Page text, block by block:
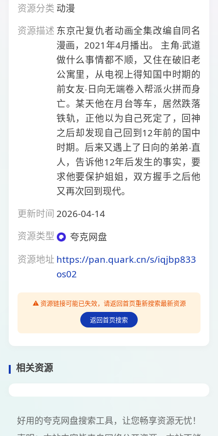
资源分类 动漫
资源描述 东京卍复仇者动画全集改编自同名
漫画，2021年4月播出。 主角‧武道
做什么事情都不顺，又住在破旧老
公寓里，从电视上得知国中时期的
前女友‧日向无端卷入帮派火拼而身
亡。某天他在月台等车，居然跌落
铁轨，正他以为自己死定了，回神
之后却发现自己回到12年前的国中
时期。后来又遇上了日向的弟弟‧直
人，告诉他12年后发生的事实，要
求他要保护姐姐，双方握手之后他
又再次回到现代。
更新时间 2026-04-14
资源类型
夸克网盘
资源地址 https://pan.quark.cn/s/iqjbp833
os02
⚠️ 资源链接可能已失效，请返回首页重新搜索最新资源
返回首页搜索
相关资源
好用的夸克网盘搜索工具，让您畅享资源无忧！